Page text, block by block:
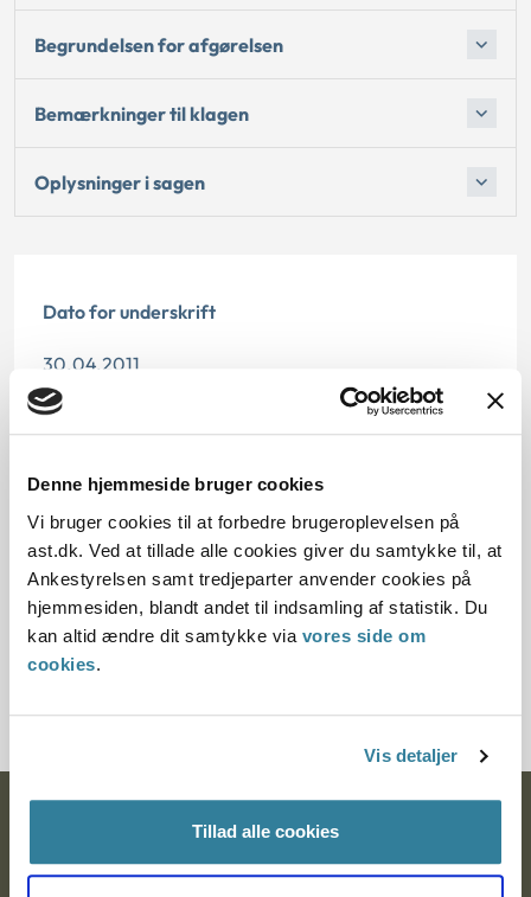
Denne hjemmeside bruger cookies
Vi bruger cookies til at forbedre brugeroplevelsen på
ast.dk. Ved at tillade alle cookies giver du samtykke til, at
Ankestyrelsen samt tredjeparter anvender cookies på
hjemmesiden, blandt andet til indsamling af statistik. Du
kan altid ændre dit samtykke via vores side om
cookies.
Vis detaljer
Tillad alle cookies
Begrundelsen for afgørelsen
Bemærkninger til klagen
Oplysninger i sagen
Dato for underskrift
30.04.2011
Offentliggørelsesdato
Paragraf
§ 112 § 100
Journalnummer
Postadresse: